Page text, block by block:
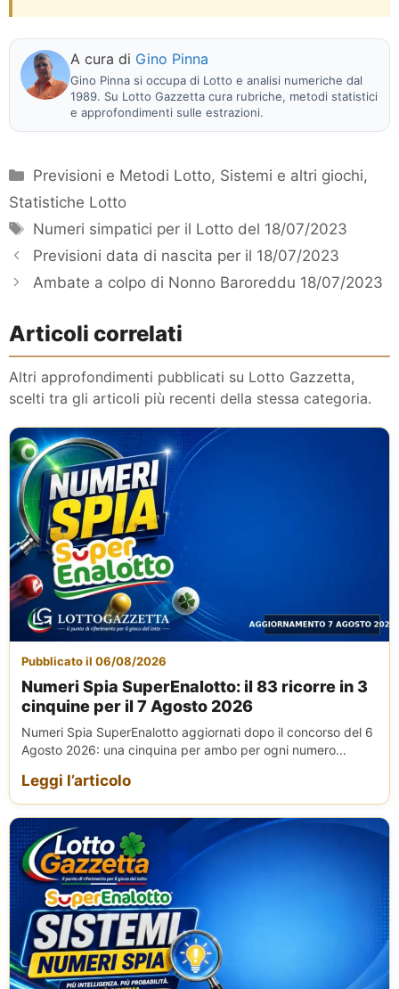
A cura di Gino Pinna
Gino Pinna si occupa di Lotto e analisi numeriche dal
1989. Su Lotto Gazzetta cura rubriche, metodi statistici
e approfondimenti sulle estrazioni.
Categorie
Previsioni e Metodi Lotto, Sistemi e altri giochi,
Statistiche Lotto
Tag
Numeri simpatici per il Lotto del 18/07/2023
Previsioni data di nascita per il 18/07/2023
Ambate a colpo di Nonno Baroreddu 18/07/2023
Articoli correlati
Altri approfondimenti pubblicati su Lotto Gazzetta,
scelti tra gli articoli più recenti della stessa categoria.
Pubblicato il 06/08/2026
Numeri Spia SuperEnalotto: il 83 ricorre in 3
cinquine per il 7 Agosto 2026
Numeri Spia SuperEnalotto aggiornati dopo il concorso del 6
Agosto 2026: una cinquina per ambo per ogni numero...
Leggi l’articolo